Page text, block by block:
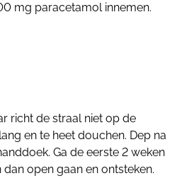
mg paracetamol innemen.
richt de straal niet op de
en te heet douchen. Dep na
Ga de eerste 2 weken
open gaan en ontsteken.